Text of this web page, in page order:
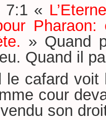
7:1 «
» Quand
Quand il
le cafard voit
cour
vendu son